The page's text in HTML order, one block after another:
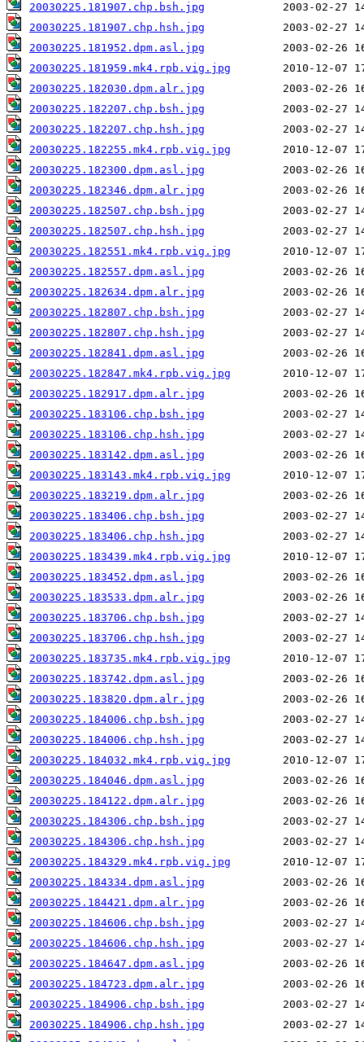
20030225.181907.chp.bsh.jpg
20030225.181907.chp.hsh.jpg
20030225.181952.dpm.asl.jpg
20030225.181959.mk4.rpb.vig.jpg
20030225.182030.dpm.alr.jpg
20030225.182207.chp.bsh.jpg
20030225.182207.chp.hsh.jpg
20030225.182255.mk4.rpb.vig.jpg
20030225.182300.dpm.asl.jpg
20030225.182346.dpm.alr.jpg
20030225.182507.chp.bsh.jpg
20030225.182507.chp.hsh.jpg
20030225.182551.mk4.rpb.vig.jpg
20030225.182557.dpm.asl.jpg
20030225.182634.dpm.alr.jpg
20030225.182807.chp.bsh.jpg
20030225.182807.chp.hsh.jpg
20030225.182841.dpm.asl.jpg
20030225.182847.mk4.rpb.vig.jpg
20030225.182917.dpm.alr.jpg
20030225.183106.chp.bsh.jpg
20030225.183106.chp.hsh.jpg
20030225.183142.dpm.asl.jpg
20030225.183143.mk4.rpb.vig.jpg
20030225.183219.dpm.alr.jpg
20030225.183406.chp.bsh.jpg
20030225.183406.chp.hsh.jpg
20030225.183439.mk4.rpb.vig.jpg
20030225.183452.dpm.asl.jpg
20030225.183533.dpm.alr.jpg
20030225.183706.chp.bsh.jpg
20030225.183706.chp.hsh.jpg
20030225.183735.mk4.rpb.vig.jpg
20030225.183742.dpm.asl.jpg
20030225.183820.dpm.alr.jpg
20030225.184006.chp.bsh.jpg
20030225.184006.chp.hsh.jpg
20030225.184032.mk4.rpb.vig.jpg
20030225.184046.dpm.asl.jpg
20030225.184122.dpm.alr.jpg
20030225.184306.chp.bsh.jpg
20030225.184306.chp.hsh.jpg
20030225.184329.mk4.rpb.vig.jpg
20030225.184334.dpm.asl.jpg
20030225.184421.dpm.alr.jpg
20030225.184606.chp.bsh.jpg
20030225.184606.chp.hsh.jpg
20030225.184647.dpm.asl.jpg
20030225.184723.dpm.alr.jpg
20030225.184906.chp.bsh.jpg
20030225.184906.chp.hsh.jpg